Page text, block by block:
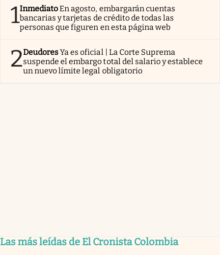
1InmediatoEn agosto, embargarán cuentas
bancarias y tarjetas de crédito de todas las
personas que figuren en esta página web
2DeudoresYa es oficial | La Corte Suprema
suspende el embargo total del salario y establece
un nuevo límite legal obligatorio
Las más leídas de El Cronista Colombia